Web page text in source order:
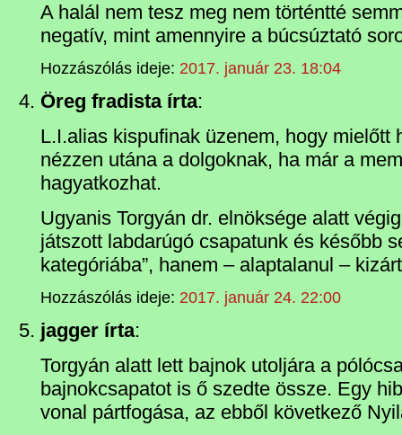
A halál nem tesz meg nem történtté
negatív, mint amennyire a búcsúztató
Hozzászólás ideje: 2017. január 23. 18:04
Öreg fradista írta:
L.I.alias kispufinak üzenem, hogy mielőtt
nézzen utána a dolgoknak, ha már a
hagyatkozhat.
Ugyanis Torgyán dr. elnöksége alatt
játszott labdarúgó csapatunk és később
kategóriába”, hanem – alaptalanul –
Hozzászólás ideje: 2017. január 24. 22:00
jagger írta:
Torgyán alatt lett bajnok utoljára a
bajnokcsapatot is ő szedte össze. Egy
vonal pártfogása, az ebből következő